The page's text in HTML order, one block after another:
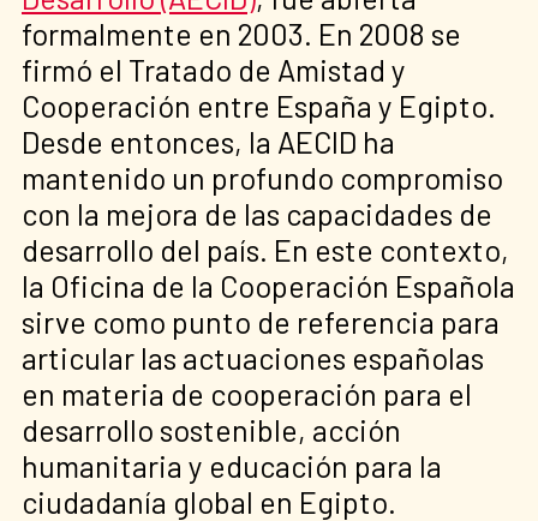
formalmente en 2003. En 2008 se
firmó el Tratado de Amistad y
Cooperación entre España y Egipto.
Desde entonces, la AECID ha
mantenido un profundo compromiso
con la mejora de las capacidades de
desarrollo del país. En este contexto,
la Oficina de la Cooperación Española
sirve como punto de referencia para
articular las actuaciones españolas
en materia de cooperación para el
desarrollo sostenible, acción
humanitaria y educación para la
ciudadanía global en Egipto.